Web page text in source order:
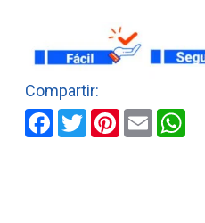
TRUPER
cantidad
Facebook
TwitterPinterest
Email